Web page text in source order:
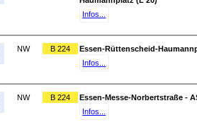
Infos...
NW B 224
Essen-Rüttenscheid-
Infos...
NW B 224
Essen-Messe-Norbertstraße -
Infos...